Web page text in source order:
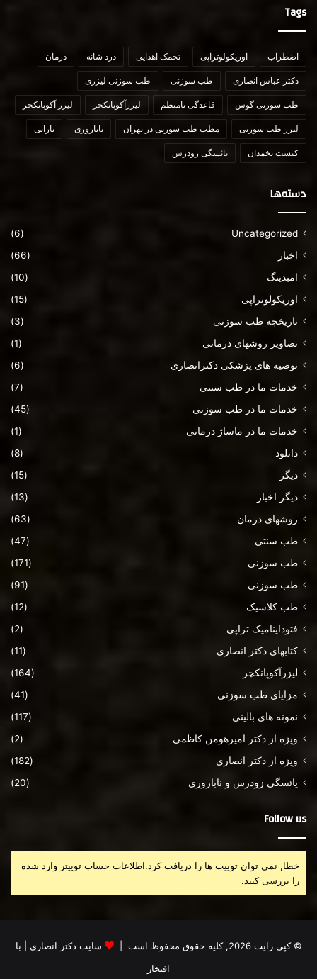
Tags
اضطراب اوریکولوتراپی تخمک اهدایی درد شانه درمان
دکتر عباس انصاری طب سوزنی طب سوزنی لیزری
طب سوزنی گوش قاعدگی نامنظم لیزرآکوپانکچر لیزر آکوپانکچر
لیزر طب سوزنی مطب طب سوزنی در تهران ناباروری نازایی
کیست تخمدان یائسگی زودرس
دسته‌ها
Uncategorized
(6)
اخبار
(66)
امبدینگ
(10)
اوریکولوتراپی
(15)
تاریخچه طب سوزنی
(3)
تصاویر روشهای درمانی
(1)
توصیه های پزشکی دکترانصاری
(6)
خدمات ما در طب سنتی
(7)
خدمات ما در طب سوزنی
(45)
خدمات ما در ماساژ درمانی
(1)
دانلود
(8)
دیگر
(15)
دیگر اخبار
(13)
روشهای درمان
(63)
طب سنتی
(47)
طب سوزنی
(171)
طب سوزنی
(91)
طب کلاسیک
(12)
فتوداینامیک تراپی
(2)
کتابهای دکتر انصاری
(11)
لیزرآکوپانکچر
(164)
مزایای طب سوزنی
(41)
نمونه های بالینی
(117)
ویژه از دکتر امیرهومن کاظمی
(2)
ویژه از دکتر انصاری
(182)
یائسگی زودرس و ناباروری
(20)
Follow us
خطا, نمی توان توییت ها را دریافت کرد.اطلاعات حساب توییتر وارد شده
را بررسی کنید.
© کپی رایت 2026, کلیه حقوق محفوظ است | سایت دکتر انصاری
| با
افتخار